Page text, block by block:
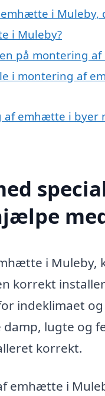
i Muleby,
i Muleby?
på montering
i montering af
af emhætte i byer
i
korrekt
indeklimaet
lugte og
korrekt.
emhætte i